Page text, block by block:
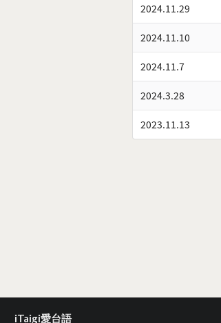
2024.11.29
2024.11.10
2024.11.7
2024.3.28
2023.11.13
iTaigi愛台語